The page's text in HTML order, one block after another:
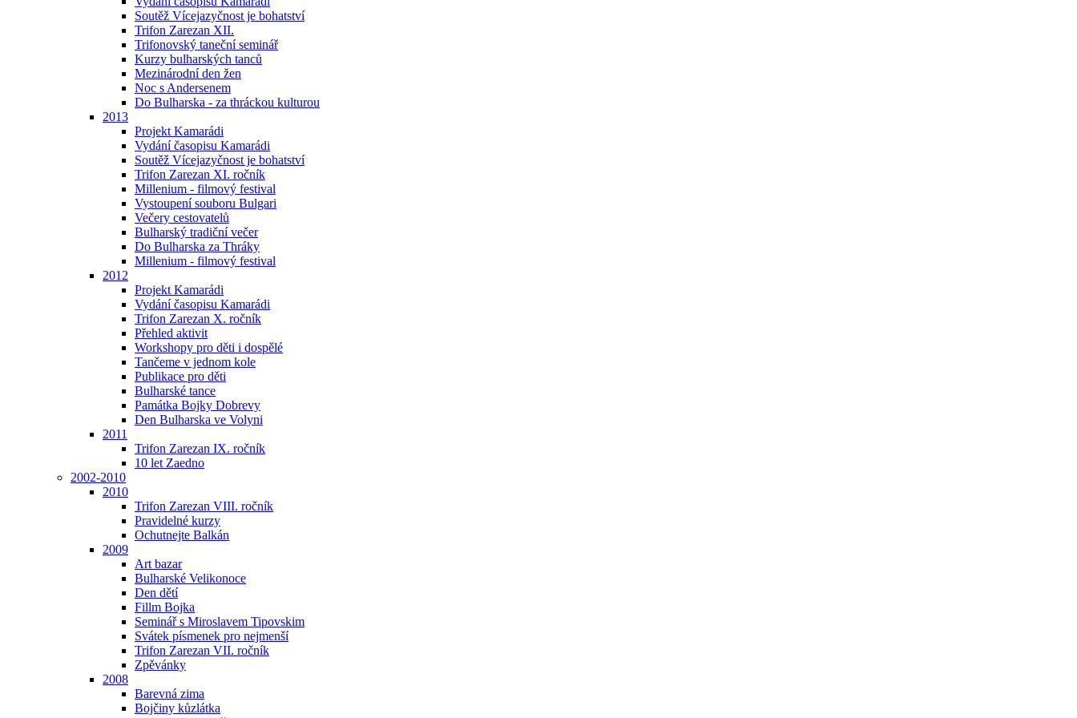
Soutěž Vícejazyčnost je bohatství
Trifon Zarezan XII.
Trifonovský taneční seminář
Kurzy bulharských tanců
Mezinárodní den žen
Noc s Andersenem
Do Bulharska - za thráckou kulturou
2013
Projekt Kamarádi
Vydání časopisu Kamarádi
Soutěž Vícejazyčnost je bohatství
Trifon Zarezan XI. ročník
Millenium - filmový festival
Vystoupení souboru Bulgari
Večery cestovatelů
Bulharský tradiční večer
Do Bulharska za Thráky
Millenium - filmový festival
2012
Projekt Kamarádi
Vydání časopisu Kamarádi
Trifon Zarezan X. ročník
Přehled aktivit
Workshopy pro děti i dospělé
Tančeme v jednom kole
Publikace pro děti
Bulharské tance
Památka Bojky Dobrevy
Den Bulharska ve Volyni
2011
Trifon Zarezan IX. ročník
10 let Zaedno
2002-2010
2010
Trifon Zarezan VIII. ročník
Pravidelné kurzy
Ochutnejte Balkán
2009
Art bazar
Bulharské Velikonoce
Den dětí
Fillm Bojka
Seminář s Miroslavem Tipovskim
Svátek písmenek pro nejmenší
Trifon Zarezan VII. ročník
Zpěvánky
2008
Barevná zima
Bojčiny kůzlátka